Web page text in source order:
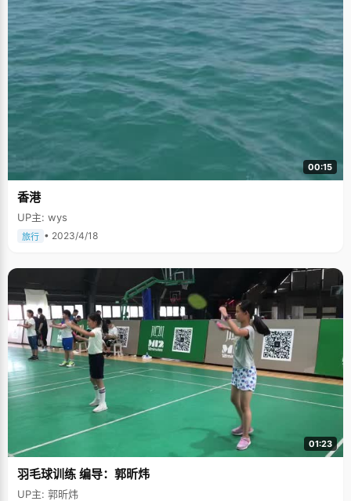
00:15
香港
UP主: wys
旅行 • 2023/4/18
01:23
羽毛球训练 编导：郭昕炜
UP主: 郭昕炜